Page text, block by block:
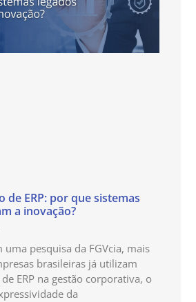
de ERP: por que sistemas
a inovação?
uma pesquisa da FGVcia, mais
brasileiras já utilizam
ERP na gestão corporativa, o
da